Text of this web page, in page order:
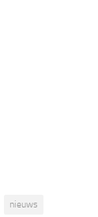
nieuws